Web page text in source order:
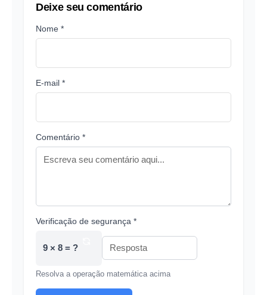
Deixe seu comentário
Nome *
E-mail *
Comentário *
Verificação de segurança *
9 × 8 = ?
Resolva a operação matemática acima